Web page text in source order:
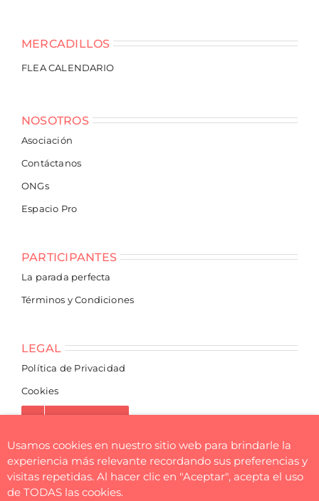
MERCADILLOS
FLEA CALENDARIO
NOSOTROS
Asociación
Contáctanos
ONGs
Espacio Pro
PARTICIPANTES
La parada perfecta
Términos y Condiciones
LEGAL
Política de Privacidad
Cookies
Usamos cookies en nuestro sitio web para brindarle la
experiencia más relevante recordando sus preferencias y
visitas repetidas. Al hacer clic en "Aceptar", acepta el uso
de TODAS las cookies.